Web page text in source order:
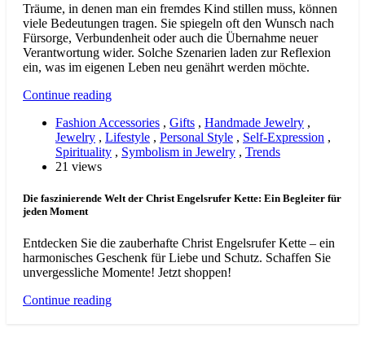
Träume, in denen man ein fremdes Kind stillen muss, können
viele Bedeutungen tragen. Sie spiegeln oft den Wunsch nach
Fürsorge, Verbundenheit oder auch die Übernahme neuer
Verantwortung wider. Solche Szenarien laden zur Reflexion
ein, was im eigenen Leben neu genährt werden möchte.
Continue reading
Fashion Accessories , Gifts , Handmade Jewelry ,
Jewelry , Lifestyle , Personal Style , Self-Expression ,
Spirituality , Symbolism in Jewelry , Trends
21 views
Die faszinierende Welt der Christ Engelsrufer Kette: Ein Begleiter für
jeden Moment
Entdecken Sie die zauberhafte Christ Engelsrufer Kette – ein
harmonisches Geschenk für Liebe und Schutz. Schaffen Sie
unvergessliche Momente! Jetzt shoppen!
Continue reading